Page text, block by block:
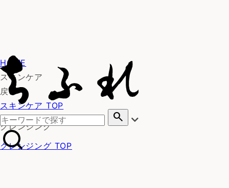
search
HOME
スキンケア
戻る
スキンケア TOP
クレンジング
クレンジング TOP